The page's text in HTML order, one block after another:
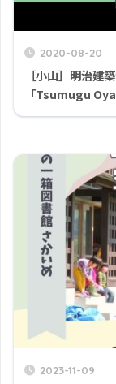
2020-08-20
［小山］明治建
「Tsumugu
2023-11-09